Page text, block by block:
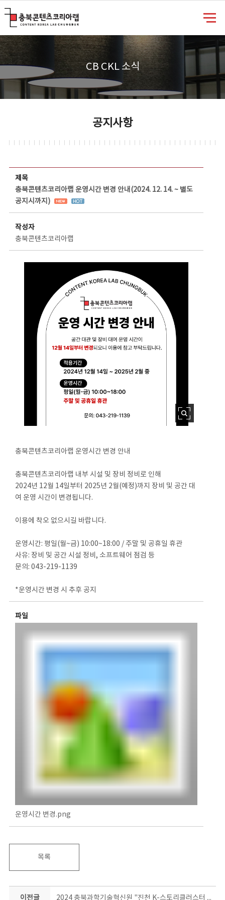
CB CKL 소식
공지사항
제목
충북콘텐츠코리아랩 운영시간 변경 안내(2024. 12. 14. ~ 별도
공지시까지)
작성자
충북콘텐츠코리아랩
충북콘텐츠코리아랩 운영시간 변경 안내
충북콘텐츠코리아랩 내부 시설 및 장비 정비로 인해
2024년 12월 14일부터 2025년 2월(예정)까지 장비 및 공간 대
여 운영 시간이 변경됩니다.
이용에 착오 없으시길 바랍니다.
운영시간: 평일(월~금) 10:00~18:00 / 주말 및 공휴일 휴관
사유: 장비 및 공간 시설 정비, 소프트웨어 점검 등
문의: 043-219-1139
*운영시간 변경 시 추후 공지
파일
운영시간 변경.png
목록
이전글 2024 충북과학기술혁신원 "진천 K-스토리클러스터 토크콘서트쇼"